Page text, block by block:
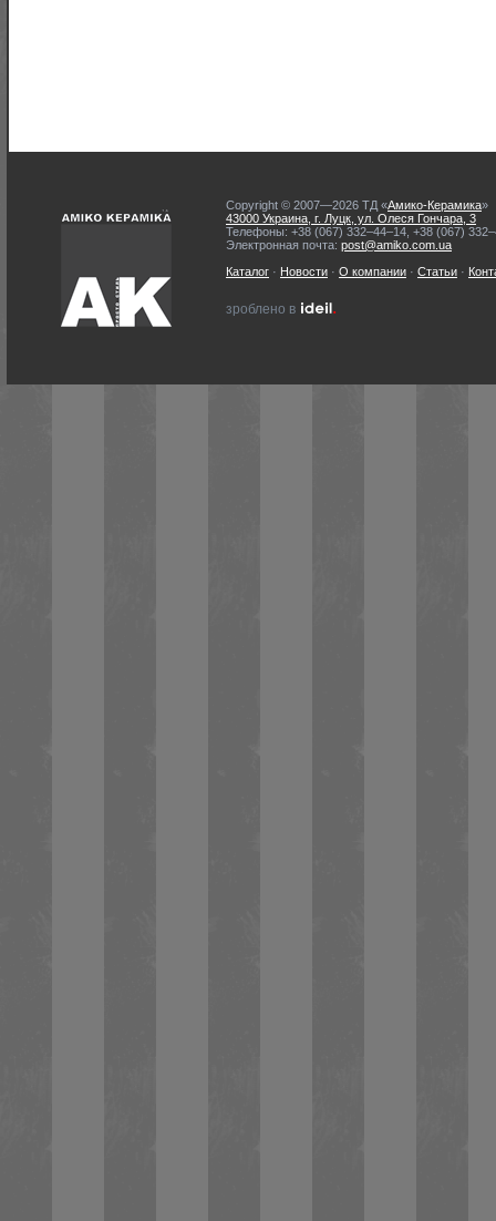
Copyright © 2007—2026 ТД «Амико-Керамика»
43000 Украина, г. Луцк, ул. Олеся Гончара, 3
Телефоны: +38 (067) 332–44–14, +38 (067)
Электронная почта: post@amiko.com.ua
Каталог · Новости · О компании · Статьи ·
зроблено в ideil.